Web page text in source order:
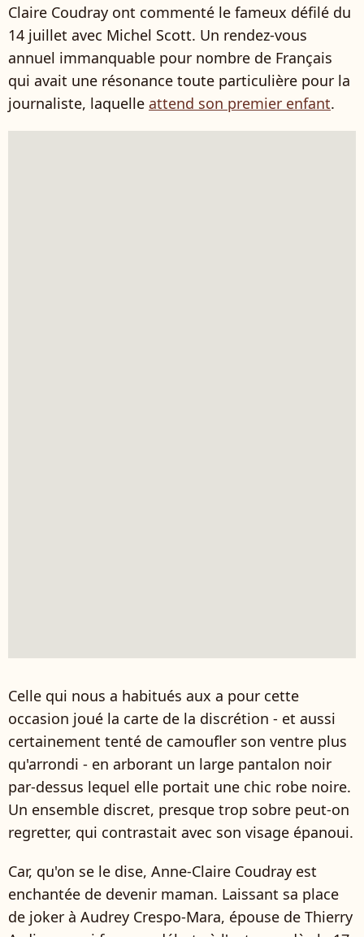
Claire Coudray ont commenté le fameux défilé du
14 juillet avec Michel Scott. Un rendez-vous
annuel immanquable pour nombre de Français
qui avait une résonance toute particulière pour la
journaliste, laquelle attend son premier enfant.
Celle qui nous a habitués aux a pour cette
occasion joué la carte de la discrétion - et aussi
certainement tenté de camoufler son ventre plus
qu'arrondi - en arborant un large pantalon noir
par-dessus lequel elle portait une chic robe noire.
Un ensemble discret, presque trop sobre peut-on
regretter, qui contrastait avec son visage épanoui.
Car, qu'on se le dise, Anne-Claire Coudray est
enchantée de devenir maman. Laissant sa place
de joker à Audrey Crespo-Mara, épouse de Thierry